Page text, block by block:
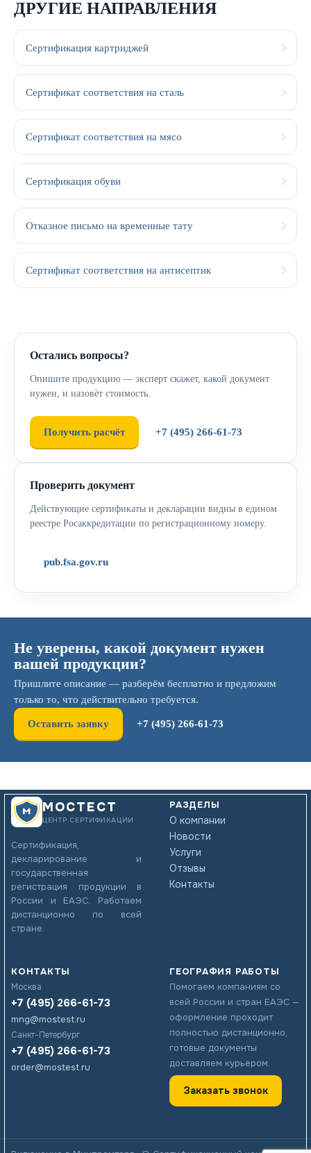
ДРУГИЕ НАПРАВЛЕНИЯ
Сертификация картриджей
Сертификат соответствия на сталь
Сертификат соответствия на мясо
Сертификация обуви
Отказное письмо на временные тату
Сертификат соответствия на антисептик
Остались вопросы?
Опишите продукцию — эксперт скажет, какой документ
нужен, и назовёт стоимость.
Получить расчёт +7 (495) 266-61-73
Проверить документ
Действующие сертификаты и декларации видны в едином
реестре Росаккредитации по регистрационному номеру.
pub.fsa.gov.ru
Не уверены, какой документ нужен
вашей продукции?
Пришлите описание — разберём бесплатно и предложим
только то, что действительно требуется.
Оставить заявку +7 (495) 266-61-73
МОСТЕСТ
ЦЕНТР СЕРТИФИКАЦИИ
Сертификация,
декларирование и
государственная
регистрация продукции в
России и ЕАЭС. Работаем
дистанционно по всей
стране.
РАЗДЕЛЫ
О компании
Новости
Услуги
Отзывы
Контакты
КОНТАКТЫ
Москва
+7 (495) 266-61-73
mng@mostest.ru
Санкт-Петербург
+7 (495) 266-61-73
order@mostest.ru
ГЕОГРАФИЯ РАБОТЫ
Помогаем компаниям со
всей России и стран ЕАЭС —
оформление проходит
полностью дистанционно,
готовые документы
доставляем курьером.
Заказать звонок